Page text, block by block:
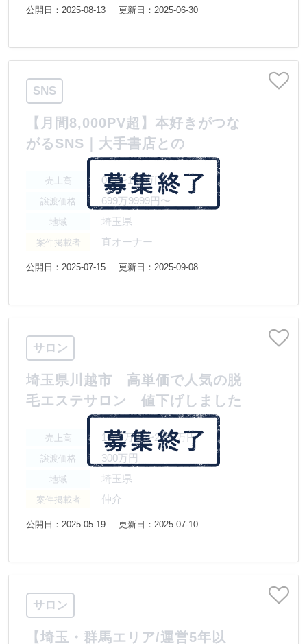
公開日：2025-08-13 更新日：2025-06-30
SNS
【月間8,000PV超】本好きがつな
がるSNS｜大手書店との
売上高 0円〜100万円
譲渡価格 699万9999円〜
地域 埼玉県
案件掲載者 直オーナー
公開日：2025-07-15 更新日：2025-09-08
サロン
埼玉県川越市 高単価で人気の脱
毛エステサロン 値下げしました
売上高 1000万円〜2000万円
譲渡価格 300万円
地域 埼玉県
案件掲載者 仲介
公開日：2025-05-19 更新日：2025-07-10
サロン
【埼玉・群馬エリア/運営5年以